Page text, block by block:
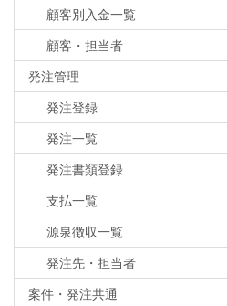
顧客別入金一覧
顧客・担当者
発注管理
発注登録
発注一覧
発注書類登録
支払一覧
源泉徴収一覧
発注先・担当者
案件・発注共通